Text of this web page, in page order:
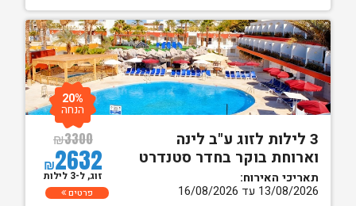
3 לילות לזוג ע"ב לינה
וארוחת בוקר בחדר סטנדרט
תאריכי האירוח:
13/08/2026 עד 16/08/2026
₪3300
₪2632
20%
הנחה
זוג, ל-3 לילות
פרטים